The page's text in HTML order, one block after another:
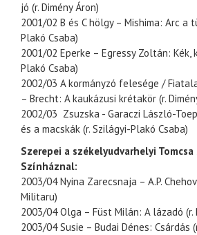
jó (r. Dimény Áron)
2001/02 B és C hölgy – Mishima: Arc a
Plakó Csaba)
2001/02 Eperke – Egressy Zoltán: Kék,
Plakó Csaba)
2002/03 A kormányzó felesége /
– Brecht: A kaukázusi krétakör (r.
2002/03 Zsuzska - Garaczi László-
és a macskák (r. Szilágyi-Plakó Csaba)
Szerepei a székelyudvarhelyi Tomcsa
Színháznal:
2003/04 Nyina Zarecsnaja – A.P.
Militaru)
2003/04 Olga – Füst Milán: A lázadó (r.
2003/04 Susie – Budai Dénes: Csárdás